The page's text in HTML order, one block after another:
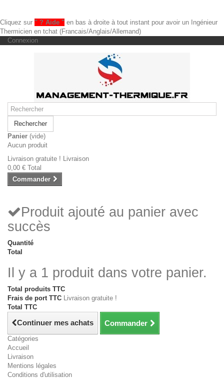
Cliquez sur " ? Aide " en bas à droite à tout instant pour avoir un Ingénieur
Thermicien en tchat (Francais/Anglais/Allemand)
Connexion
Rechercher
Panier (vide)
Aucun produit
Livraison gratuite ! Livraison
0,00 € Total
Commander
Produit ajouté au panier avec
succès
Quantité
Total
Il y a 1 produit dans votre panier.
Total produits TTC
Frais de port TTC Livraison gratuite !
Total TTC
Continuer mes achats Commander
Catégories
Accueil
Livraison
Mentions légales
Conditions d'utilisation